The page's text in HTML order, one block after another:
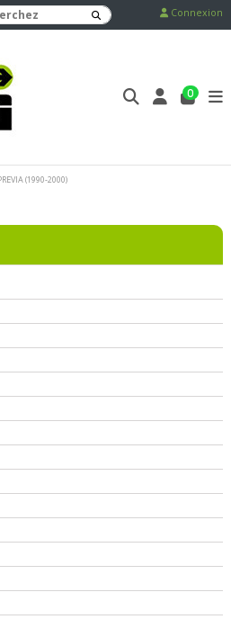
Connexion
0
(1990-2000)